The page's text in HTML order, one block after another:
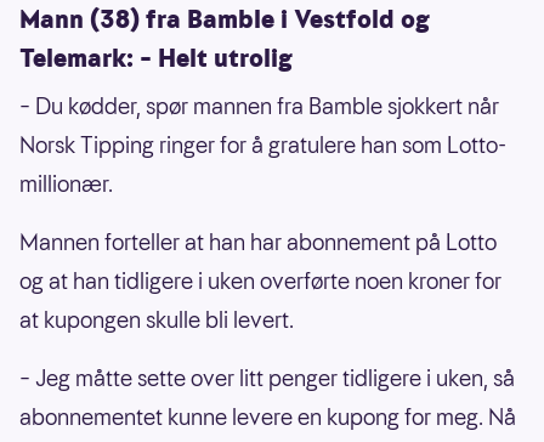
Mann (38) fra Bamble i Vestfold og
Telemark: – Helt utrolig
– Du kødder, spør mannen fra Bamble sjokkert når
Norsk Tipping ringer for å gratulere han som Lotto-
millionær.
Mannen forteller at han har abonnement på Lotto
og at han tidligere i uken overførte noen kroner for
at kupongen skulle bli levert.
– Jeg måtte sette over litt penger tidligere i uken, så
abonnementet kunne levere en kupong for meg. Nå